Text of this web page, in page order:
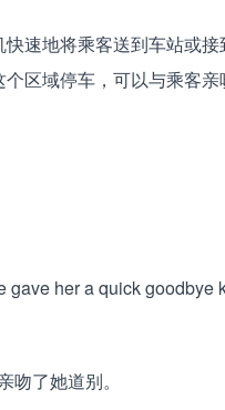
速地将乘客送到车站或
区域停车，可以与乘客
gave her a quick goodbye
了她道别。